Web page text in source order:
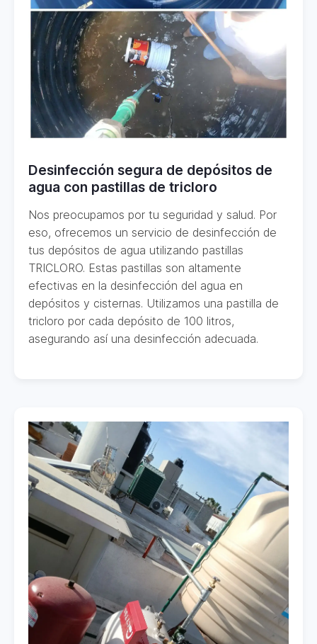
Desinfección segura de depósitos de
agua con pastillas de tricloro
Nos preocupamos por tu seguridad y salud. Por
eso, ofrecemos un servicio de desinfección de
tus depósitos de agua utilizando pastillas
TRICLORO. Estas pastillas son altamente
efectivas en la desinfección del agua en
depósitos y cisternas. Utilizamos una pastilla de
tricloro por cada depósito de 100 litros,
asegurando así una desinfección adecuada.